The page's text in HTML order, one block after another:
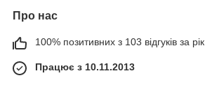
Про нас
100% позитивних з 103 відгуків за рік
Працює з 10.11.2013